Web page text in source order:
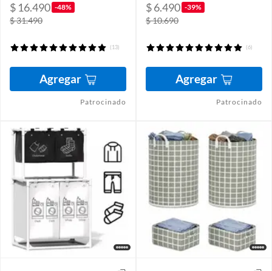
$ 16.490 -48%
$ 31.490
(13)
Agregar
Patrocinado
$ 6.490 -39%
$ 10.690
(6)
Agregar
Patrocinado